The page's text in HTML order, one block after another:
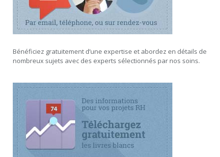
Bénéficiez gratuitement d’une expertise et abordez en détails de
nombreux sujets avec des experts sélectionnés par nos soins.